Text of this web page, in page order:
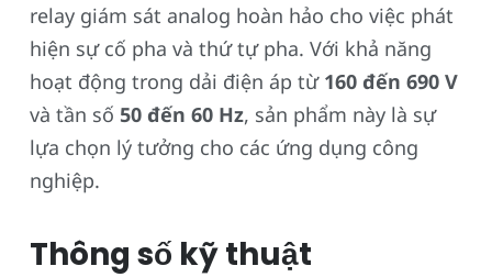
relay giám sát analog hoàn hảo cho việc phát
hiện sự cố pha và thứ tự pha. Với khả năng
hoạt động trong dải điện áp từ 160 đến 690 V
và tần số 50 đến 60 Hz, sản phẩm này là sự
lựa chọn lý tưởng cho các ứng dụng công
nghiệp.
Thông số kỹ thuật